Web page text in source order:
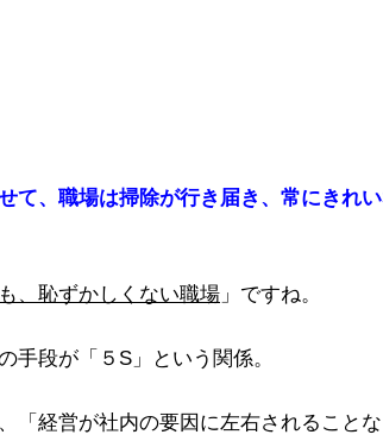
て、職場は掃除が行き届き、常にきれ
、恥ずかしくない職場 」ですね。
手段が「５S」という関係。
「経営が社内の要因に左右されること